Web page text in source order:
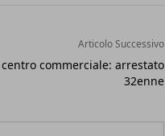
Articolo Successivo
commerciale: arrestato
32enne